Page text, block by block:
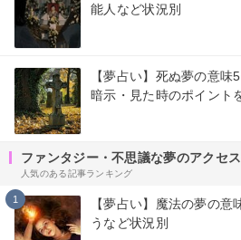
能人など状況別
【夢占い】死ぬ夢の意
暗示・見た時のポイント
ファンタジー・不思議な夢のアクセ
人気のある記事ランキング
1
【夢占い】魔法の夢の
うなど状況別